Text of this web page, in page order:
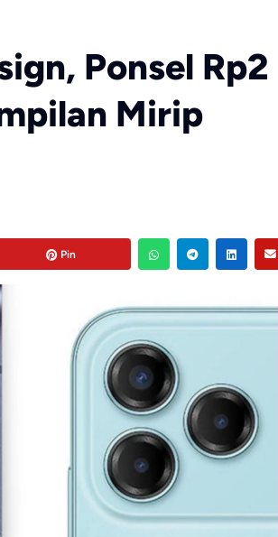
Ponsel Rp2
Mirip
Pin